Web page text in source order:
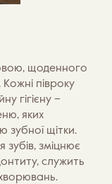
щоденного
півроку
гігієну –
яких
щітки.
зубів, зміцнює
служить